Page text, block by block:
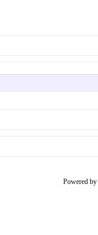
Powered by